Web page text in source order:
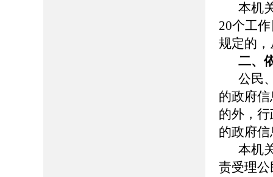
本机
20个工
规定的
二、
公民
的政府
的外，
的政府
本机
责受理